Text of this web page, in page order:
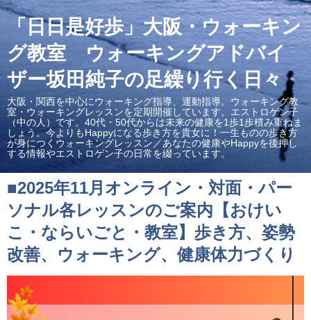
「日日是好歩」大阪・ウォーキン
グ教室 ウォーキングアドバイ
ザー坂田純子の足繰り行く日々
大阪・関西を中心にウォーキング指導、運動指導。ウォーキング教
室・ウォーキングレッスンを定期開催しています。エストロゲン子
（中の人）です。40代・50代からは未来の健康を1歩1歩積み重ねま
しょう。今よりもHappyになる歩き方を貴女に！一生ものの歩き方
が身につくウォーキングレッスン／あなたの健康やHappyを後押し
する情報やエストロゲン子の日常を綴っています。
■2025年11月オンライン・対面・パー
ソナル各レッスンのご案内【おけい
こ・ならいごと・教室】歩き方、姿勢
改善、ウォーキング、健康体力づくり